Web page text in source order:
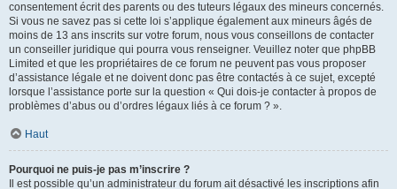
consentement écrit des parents ou des tuteurs légaux des mineurs concernés.
Si vous ne savez pas si cette loi s’applique également aux mineurs âgés de
moins de 13 ans inscrits sur votre forum, nous vous conseillons de contacter
un conseiller juridique qui pourra vous renseigner. Veuillez noter que phpBB
Limited et que les propriétaires de ce forum ne peuvent pas vous proposer
d’assistance légale et ne doivent donc pas être contactés à ce sujet, excepté
lorsque l’assistance porte sur la question « Qui dois-je contacter à propos de
problèmes d’abus ou d’ordres légaux liés à ce forum ? ».
Haut
Pourquoi ne puis-je pas m’inscrire ?
Il est possible qu’un administrateur du forum ait désactivé les inscriptions afin